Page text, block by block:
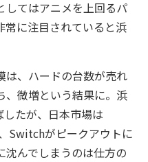
してはアニメを上回るパ
常に注目されていると浜
、ハードの台数が売れ
、微増という結果に。浜
たが、日本市場は
Switchがピークアウトに
沈んでしまうのは仕方の